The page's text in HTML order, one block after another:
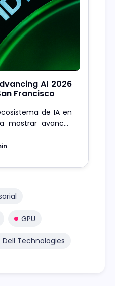
AI 2026
Francisco
de IA en
mostrar avances
en vivo.
GPU
Dell Technologies